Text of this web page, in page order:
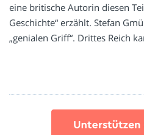
eine britische Autorin diesen
Geschichte“ erzählt. Stefan
„genialen Griff“. Drittes Reich